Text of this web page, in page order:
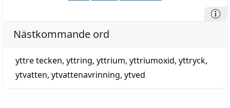
Nästkommande ord
yttre tecken, yttring, yttrium, yttriumoxid, yttryck,
ytvatten, ytvattenavrinning, ytved